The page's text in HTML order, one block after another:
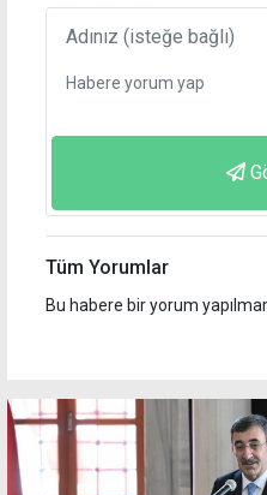
Tüm Yorumlar
Bu habere bir yorum